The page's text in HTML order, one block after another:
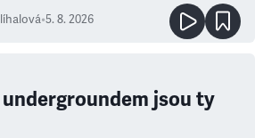
•5. 8. 2026
undergroundem jsou ty